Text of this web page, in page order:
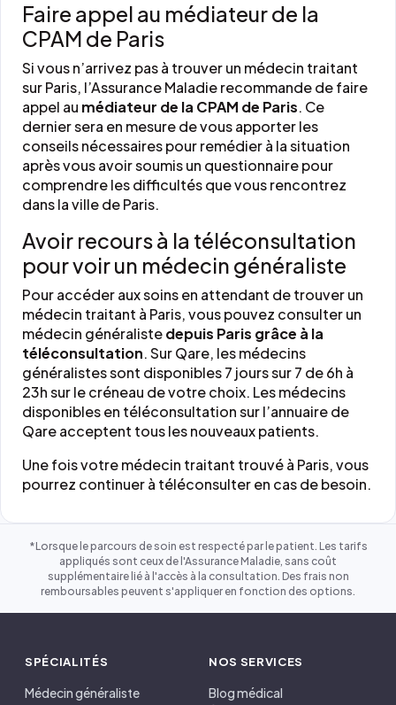
Faire appel au médiateur de la
CPAM de Paris
Si vous n’arrivez pas à trouver un médecin traitant
sur Paris, l’Assurance Maladie recommande de faire
appel au médiateur de la CPAM de Paris. Ce
dernier sera en mesure de vous apporter les
conseils nécessaires pour remédier à la situation
après vous avoir soumis un questionnaire pour
comprendre les difficultés que vous rencontrez
dans la ville de Paris.
Avoir recours à la téléconsultation
pour voir un médecin généraliste
Pour accéder aux soins en attendant de trouver un
médecin traitant à Paris, vous pouvez consulter un
médecin généralistedepuis Paris grâce à la
téléconsultation. Sur Qare, les médecins
généralistes sont disponibles 7 jours sur 7 de 6h à
23h sur le créneau de votre choix. Les médecins
disponibles en téléconsultation sur l’annuaire de
Qare acceptent tous les nouveaux patients.
Une fois votre médecin traitant trouvé à Paris, vous
pourrez continuer à téléconsulter en cas de besoin.
*Lorsque le parcours de soin est respecté par le patient. Les tarifs
appliqués sont ceux de l'Assurance Maladie, sans coût
supplémentaire lié à l'accès à la consultation. Des frais non
remboursables peuvent s'appliquer en fonction des options.
SPÉCIALITÉS
Médecin généraliste
NOS SERVICES
Blog médical